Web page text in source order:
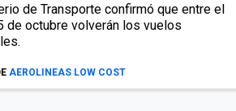
de Transporte confirmó que entre el
de octubre volverán los vuelos
AEROLINEAS LOW COST